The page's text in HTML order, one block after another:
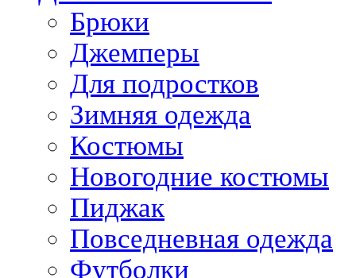
Брюки
Джемперы
Для подростков
Зимняя одежда
Костюмы
Новогодние костюмы
Пиджак
Повседневная одежда
Футболки